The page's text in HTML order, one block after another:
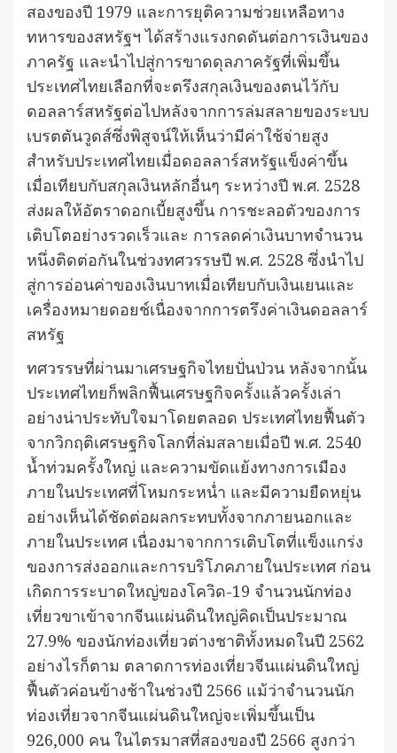
สองของปี 1979 และการยุติความช่วยเหลือทาง
ทหารของสหรัฐฯ ได้สร้างแรงกดดันต่อการเงินของ
ภาครัฐ และนำไปสู่การขาดดุลภาครัฐที่เพิ่มขึ้น
ประเทศไทยเลือกที่จะตรึงสกุลเงินของตนไว้กับ
ดอลลาร์สหรัฐต่อไปหลังจากการล่มสลายของระบบ
เบรตตันวูดส์ซึ่งพิสูจน์ให้เห็นว่ามีค่าใช้จ่ายสูง
สำหรับประเทศไทยเมื่อดอลลาร์สหรัฐแข็งค่าขึ้น
เมื่อเทียบกับสกุลเงินหลักอื่นๆ ระหว่างปี พ.ศ. 2528
ส่งผลให้อัตราดอกเบี้ยสูงขึ้น การชะลอตัวของการ
เติบโตอย่างรวดเร็วและ การลดค่าเงินบาทจำนวน
หนึ่งติดต่อกันในช่วงทศวรรษปี พ.ศ. 2528 ซึ่งนำไป
สู่การอ่อนค่าของเงินบาทเมื่อเทียบกับเงินเยนและ
เครื่องหมายดอยช์เนื่องจากการตรึงค่าเงินดอลลาร์
สหรัฐ
ทศวรรษที่ผ่านมาเศรษฐกิจไทยปั่นป่วน หลังจากนั้น
ประเทศไทยก็พลิกฟื้นเศรษฐกิจครั้งแล้วครั้งเล่า
อย่างน่าประทับใจมาโดยตลอด ประเทศไทยฟื้นตัว
จากวิกฤติเศรษฐกิจโลกที่ล่มสลายเมื่อปี พ.ศ. 2540
น้ำท่วมครั้งใหญ่ และความขัดแย้งทางการเมือง
ภายในประเทศที่โหมกระหน่ำ และมีความยืดหยุ่น
อย่างเห็นได้ชัดต่อผลกระทบทั้งจากภายนอกและ
ภายในประเทศ เนื่องมาจากการเติบโตที่แข็งแกร่ง
ของการส่งออกและการบริโภคภายในประเทศ ก่อน
เกิดการระบาดใหญ่ของโควิด-19 จำนวนนักท่อง
เที่ยวขาเข้าจากจีนแผ่นดินใหญ่คิดเป็นประมาณ
27.9% ของนักท่องเที่ยวต่างชาติทั้งหมดในปี 2562
อย่างไรก็ตาม ตลาดการท่องเที่ยวจีนแผ่นดินใหญ่
ฟื้นตัวค่อนข้างช้าในช่วงปี 2566 แม้ว่าจำนวนนัก
ท่องเที่ยวจากจีนแผ่นดินใหญ่จะเพิ่มขึ้นเป็น
926,000 คน ในไตรมาสที่สองของปี 2566 สูงกว่า